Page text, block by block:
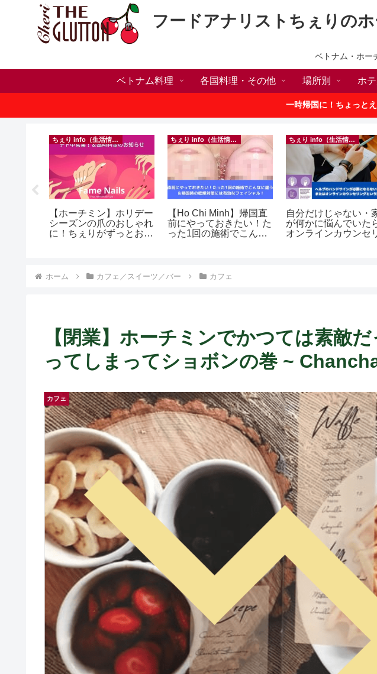
フードアナリストちぇりの
ベトナム・ホー
ベトナム料理 各国料理・その他 場所別 ホ
一時帰国に！ちょっと
ちぇり info（生活情報）
【ホーチミン】ホリデー
シーズンの爪のおしゃれ
に！ちぇりがずっとお世
ト中営業予定追記） ~
ちぇり info（生活情報）
【Ho Chi Minh】帰国直
前にやっておきたい！た
った1回の施術でこんな
ちぇり info（生活情報）
自分だけじゃない・
が何かに悩んでいた
オンラインカウンセ
ホーム カフェ／スイーツ／バー カフェ
【閉業】ホーチミンでかつては素敵
ってしまってショボンの巻 ~
カフェ